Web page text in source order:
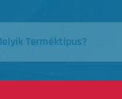
Terméktípus?